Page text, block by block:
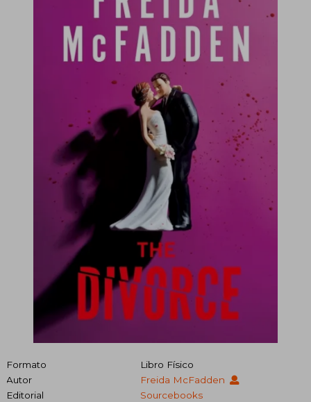
Formato
Libro Físico
Autor
Freida McFadden
Editorial
Sourcebooks